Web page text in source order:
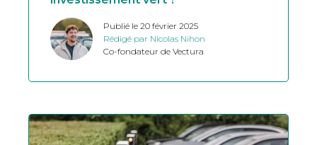
Publié le 20 février 2025
Rédigé par Nicolas Nihon
Co-fondateur de Vectura